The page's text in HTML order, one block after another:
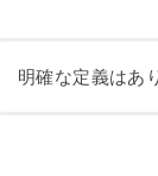
明確な定義はあ